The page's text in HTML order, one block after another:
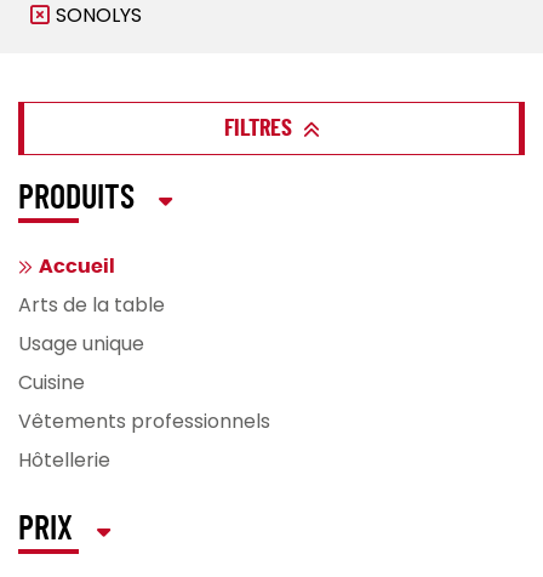
SONOLYS
FILTRES
PRODUITS
Accueil
Arts de la table
Usage unique
Cuisine
Vêtements professionnels
Hôtellerie
PRIX